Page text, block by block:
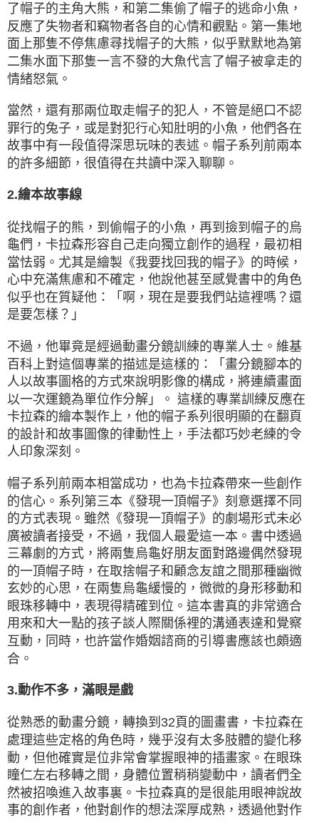
了帽子的主角大熊，和第二集偷了帽子的逃命小魚，
反應了失物者和竊物者各自的心情和觀點。第一集地
面上那隻不停焦慮尋找帽子的大熊，似乎默默地為第
二集水面下那隻一言不發的大魚代言了帽子被拿走的
情緒怒氣。
當然，還有那兩位取走帽子的犯人，不管是絕口不認
罪行的兔子，或是對犯行心知肚明的小魚，他們各在
故事中有一段值得深思玩味的表述。帽子系列前兩本
的許多細節，很值得在共讀中深入聊聊。
2.繪本故事線
從找帽子的熊，到偷帽子的小魚，再到撿到帽子的烏
龜們，卡拉森形容自己走向獨立創作的過程，最初相
當怯弱。尤其是繪製《我要找回我的帽子》的時候，
心中充滿焦慮和不確定，他說他甚至感覺書中的角色
似乎也在質疑他：「啊，現在是要我們站這裡嗎？還
是要怎樣？」
不過，他畢竟是經過動畫分鏡訓練的專業人士。維基
百科上對這個專業的描述是這樣的：「畫分鏡腳本的
人以故事圖格的方式來說明影像的構成，將連續畫面
以一次運鏡為單位作分解」。 這樣的專業訓練反應在
卡拉森的繪本製作上，他的帽子系列很明顯的在翻頁
的設計和故事圖像的律動性上，手法都巧妙老練的令
人印象深刻。
帽子系列前兩本相當成功，也為卡拉森帶來一些創作
的信心。系列第三本《發現一頂帽子》刻意選擇不同
的方式表現。雖然《發現一頂帽子》的劇場形式未必
廣被讀者接受，不過，我個人最愛這一本。書中透過
三幕劇的方式，將兩隻烏龜好朋友面對路邊偶然發現
的一頂帽子時，在取捨帽子和顧念友誼之間那種幽微
玄妙的心思，在兩隻烏龜緩慢的，微微的身形移動和
眼珠移轉中，表現得精確到位。這本書真的非常適合
用來和大一點的孩子談人際關係裡的溝通表達和覺察
互動，同時，也許當作婚姻諮商的引導書應該也頗適
合。
3.動作不多，滿眼是戲
從熟悉的動畫分鏡，轉換到32頁的圖畫書，卡拉森在
處理這些定格的角色時，幾乎沒有太多肢體的變化移
動，但他確實是位非常會掌握眼神的插畫家。在眼珠
瞳仁左右移轉之間，身體位置稍稍變動中，讀者們全
然被招喚進入故事裏。卡拉森真的是很能用眼神說故
事的創作者，他對創作的想法深厚成熟，透過他對作